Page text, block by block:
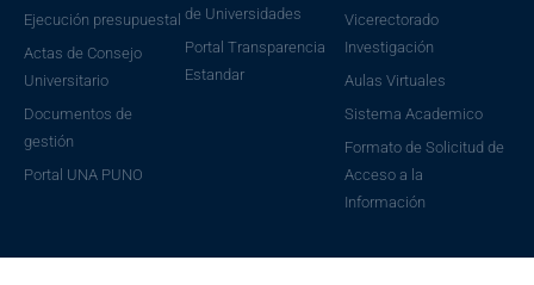
Ejecución presupuestal
Actas de Consejo
Universitario
Documentos de
gestión
Portal UNA PUNO
de Universidades
Portal Transparencia
Estandar
Vicerectorado
Investigación
Aulas Virtuales
Sistema Academico
Formato de Solicitud de
Acceso a la
Información